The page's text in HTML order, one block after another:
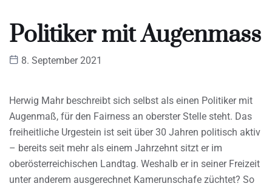
Politiker mit Augenmass
8. September 2021
Herwig Mahr beschreibt sich selbst als einen Politiker mit
Augenmaß, für den Fairness an oberster Stelle steht. Das
freiheitliche Urgestein ist seit über 30 Jahren politisch aktiv
– bereits seit mehr als einem Jahrzehnt sitzt er im
oberösterreichischen Landtag. Weshalb er in seiner Freizeit
unter anderem ausgerechnet Kamerunschafe züchtet? So